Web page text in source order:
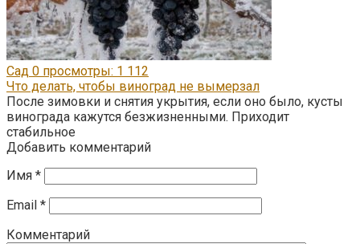
Сад 0 просмотры: 1 112
Что делать, чтобы виноград не вымерзал
После зимовки и снятия укрытия, если оно было, кусты
винограда кажутся безжизненными. Приходит
стабильное
Добавить комментарий
Имя *
Email *
Комментарий